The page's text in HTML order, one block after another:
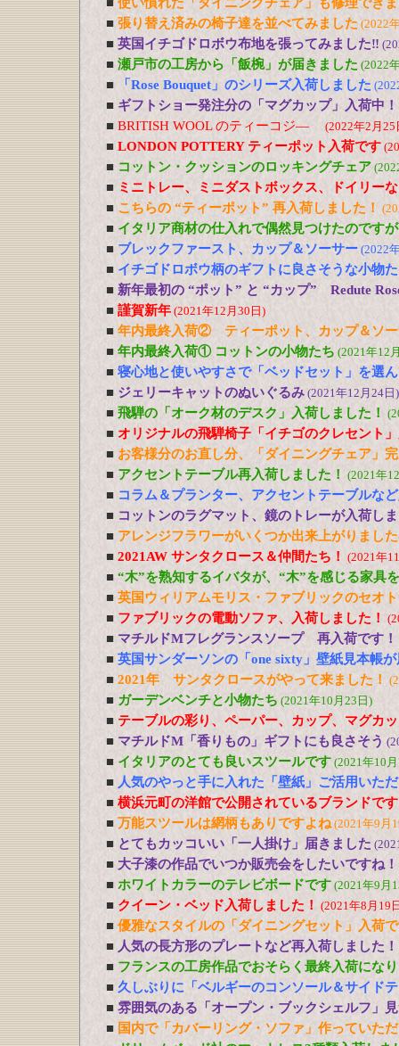
■ 張り替え済みの椅子達を並べてみました (2022
■ 英国イチゴドロボウ布地を張ってみました‼
■ 瀬戸市の工房から「飯椀」が届きました (2022
■ 「Rose Bouquet」のシリーズ入荷しました
■ ギフトショー発注分の「マグカップ」入荷中！
■ BRITISH WOOL のティーコジ― (2022年2月25
■ LONDON POTTERY ティーポット入荷です
■ コットン・クッションのロッキングチェア
■ ミニトレー、ミニダストボックス、ドイリー
■ こちらの “ティーポット” 再入荷しました！
■ イタリア商材の仕入れで偶然見つけたのです
■ ブレックファースト、カップ＆ソーサー (2022
■ イチゴドロボウ柄のギフトに良さそうな小物
■ 新年最初の “ポット” と “カップ” Redute
■ 謹賀新年 (2021年12月30日)
■ 年内最終入荷② ティーポット、カップ＆ソー
■ 年内最終入荷① コットンの小物たち (2021年12
■ 寝心地と使いやすさで「ベッドセット」を選
■ ジェリーキャットのぬいぐるみ (2021年12月24日)
■ 飛騨の「オーク材のデスク」入荷しました！
■ オリジナルの飛騨椅子「イチゴのクレセント
■ お客様分のお直し分、「ダイニングチェア」
■ アクセントテーブル再入荷しました！ (2021年
■ コラム＆プランター、アクセントテーブルな
■ コットンのラグマット、鏡のトレーが入荷し
■ アレンジフラワーがいくつか出来上がりまし
■ 2021AW サンタクロース＆仲間たち！ (2021年
■ “木”を熟知するイバタが、“木”を感じる家具
■ 英国ウィリアムモリス・ファブリックのセオ
■ ファブリックの電動ソファ、入荷しました！
■ マチルドMフレグランスソープ 再入荷です！
■ 英国サンダーソンの「one sixty」壁紙見本帳
■ 2021年 サンタクロースがやって来ました！
■ ガーデンベンチと小物たち (2021年10月23日)
■ テーブルの彩り、ペーパー、カップ、マグカ
■ マチルドM「香りもの」ギフトにも良さそう
■ イタリアのとても良いスツールです (2021年10
■ 人気のやっと手に入れた「壁紙」ご活用いた
■ 横浜元町の洋館で公開されているブランドで
■ 万能スツールは網柄もありですよね(2021年9月
■ とてもカッコいい「一人掛け」届きました
■ 大子漆の作品でいつか販売会をしたいですね！
■ ホワイトカラーのテレビボードです (2021年9月
■ クイーン・ベッド入荷しました！ (2021年8月19
■ 優雅なスタイルの「ダイニングセット」入荷
■ 人気の長方形のプレートなど再入荷しました！
■ フランスの工房作品でおそらく最終入荷にな
■ 久しぶりに「ベルギーのコンソール＆サイド
■ 雰囲気のある「オープン・ブックシェルフ」
■ 国内で「カバーリング・ソファ」作っていた